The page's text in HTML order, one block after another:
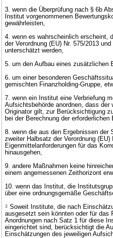
3. wenn die Überprüfung nach § 6b
Institut vorgenommenen
gewährleisten,
4. wenn es wahrscheinlich erscheint,
der Verordnung (EU) Nr. 575/2013
unterschätzt werden,
5. um den Aufbau eines zusätzlichen
6. um einer besonderen
gemischten Finanzholding-Gruppe,
7. wenn ein Institut eine Verbriefung
Aufsichtsbehörde anordnen, dass
Originator gilt, zur Berücksichtigung
bei der Berechnung der
8. wenn die aus den Ergebnissen
zweiter Halbsatz der Verordnung
Eigenmittelanforderungen für das
hinausgehen,
9. andere Maßnahmen keine
einem angemessenen Zeithorizont
10. wenn das Institut, die
über eine ordnungsgemäße
3 Soweit Institute, die nach
ausgesetzt sein könnten oder für das
Anordnungen nach Satz 1 für diese
eingerichtet sind, berücksichtigt die
Einschätzungen des jeweiligen